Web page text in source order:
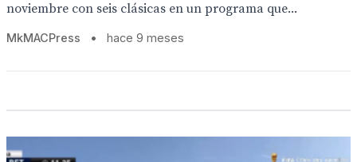
noviembre con seis clásicas en un programa que...
MkMACPress • hace 9 meses